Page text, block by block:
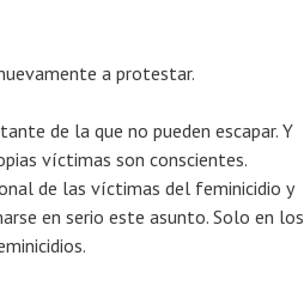
a protestar.
de la que no pueden escapar. Y
víctimas son conscientes.
de las víctimas del feminicidio y
en serio este asunto. Solo en los